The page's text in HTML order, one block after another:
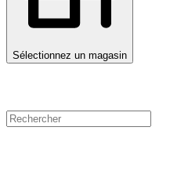
Sélectionnez un magasin